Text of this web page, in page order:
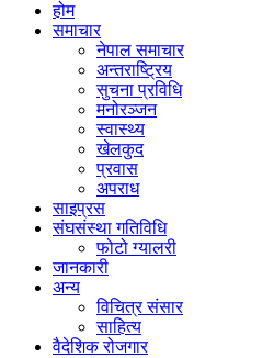
होम
समाचार
नेपाल समाचार
अन्तराष्ट्रिय
सुचना प्रविधि
मनोरञ्जन
स्वास्थ्य
खेलकुद
प्रवास
अपराध
साइप्रस
संघसंस्था गतिविधि
फोटो ग्यालरी
जानकारी
अन्य
विचित्र संसार
साहित्य
वैदेशिक रोजगार